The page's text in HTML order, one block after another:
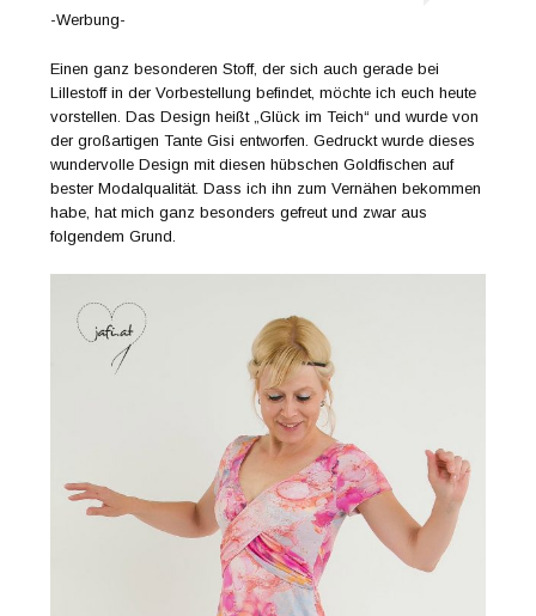
-Werbung-
Einen ganz besonderen Stoff, der sich auch gerade bei
Lillestoff in der Vorbestellung befindet, möchte ich euch heute
vorstellen. Das Design heißt „Glück im Teich“ und wurde von
der großartigen Tante Gisi entworfen. Gedruckt wurde dieses
wundervolle Design mit diesen hübschen Goldfischen auf
bester Modalqualität. Dass ich ihn zum Vernähen bekommen
habe, hat mich ganz besonders gefreut und zwar aus
folgendem Grund.